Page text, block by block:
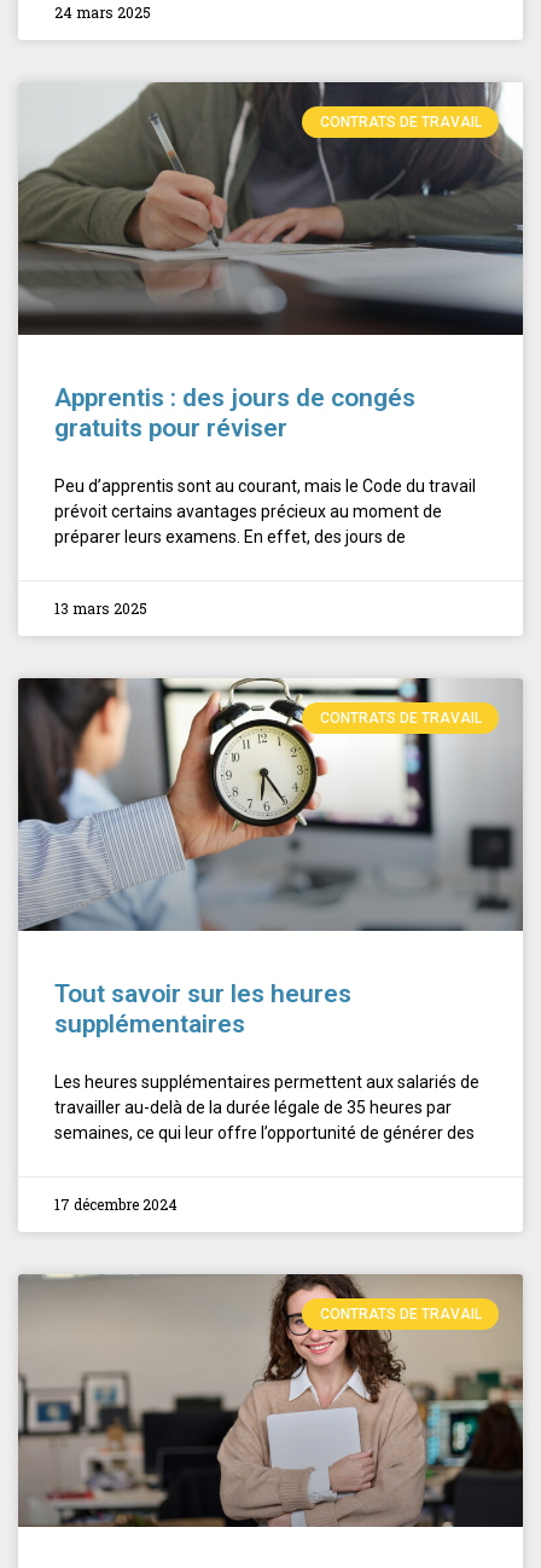
24 mars 2025
CONTRATS DE TRAVAIL
Apprentis : des jours de congés
gratuits pour réviser
Peu d’apprentis sont au courant, mais le Code du travail
prévoit certains avantages précieux au moment de
préparer leurs examens. En effet, des jours de
13 mars 2025
CONTRATS DE TRAVAIL
Tout savoir sur les heures
supplémentaires
Les heures supplémentaires permettent aux salariés de
travailler au-delà de la durée légale de 35 heures par
semaines, ce qui leur offre l’opportunité de générer des
17 décembre 2024
CONTRATS DE TRAVAIL